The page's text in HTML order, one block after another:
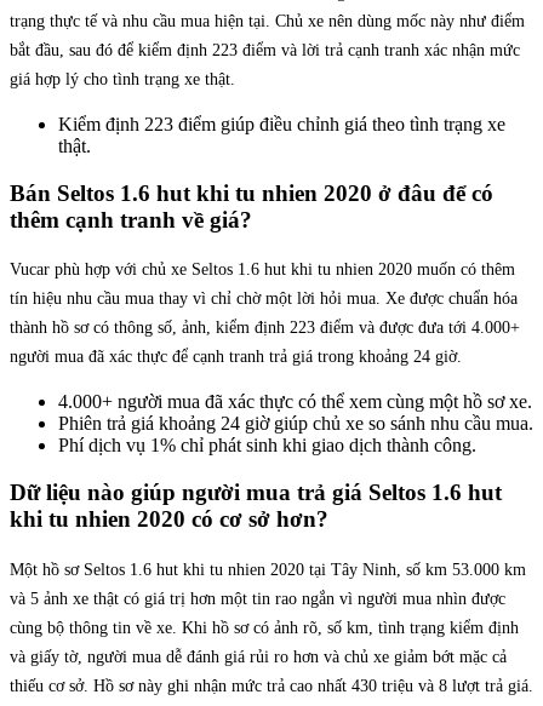
trạng thực tế và nhu cầu mua hiện tại. Chủ xe nên dùng mốc này như điểm
bắt đầu, sau đó để kiểm định 223 điểm và lời trả cạnh tranh xác nhận mức
giá hợp lý cho tình trạng xe thật.
Kiểm định 223 điểm giúp điều chỉnh giá theo tình trạng xe
thật.
Bán Seltos 1.6 hut khi tu nhien 2020 ở đâu để có
thêm cạnh tranh về giá?
Vucar phù hợp với chủ xe Seltos 1.6 hut khi tu nhien 2020 muốn có thêm
tín hiệu nhu cầu mua thay vì chỉ chờ một lời hỏi mua. Xe được chuẩn hóa
thành hồ sơ có thông số, ảnh, kiểm định 223 điểm và được đưa tới 4.000+
người mua đã xác thực để cạnh tranh trả giá trong khoảng 24 giờ.
4.000+ người mua đã xác thực có thể xem cùng một hồ sơ xe.
Phiên trả giá khoảng 24 giờ giúp chủ xe so sánh nhu cầu mua.
Phí dịch vụ 1% chỉ phát sinh khi giao dịch thành công.
Dữ liệu nào giúp người mua trả giá Seltos 1.6 hut
khi tu nhien 2020 có cơ sở hơn?
Một hồ sơ Seltos 1.6 hut khi tu nhien 2020 tại Tây Ninh, số km 53.000 km
và 5 ảnh xe thật có giá trị hơn một tin rao ngắn vì người mua nhìn được
cùng bộ thông tin về xe. Khi hồ sơ có ảnh rõ, số km, tình trạng kiểm định
và giấy tờ, người mua dễ đánh giá rủi ro hơn và chủ xe giảm bớt mặc cả
thiếu cơ sở. Hồ sơ này ghi nhận mức trả cao nhất 430 triệu và 8 lượt trả giá.